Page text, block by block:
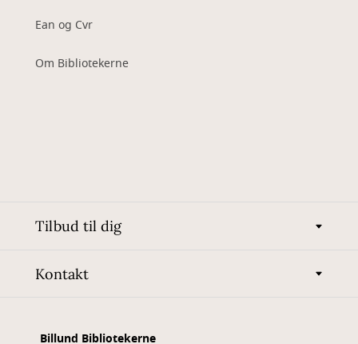
Ean og Cvr
Om Bibliotekerne
Tilbud til dig
Kontakt
Billund Bibliotekerne